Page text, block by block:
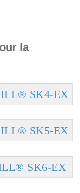
la
SK4-EX
SK5-EX
SK6-EX